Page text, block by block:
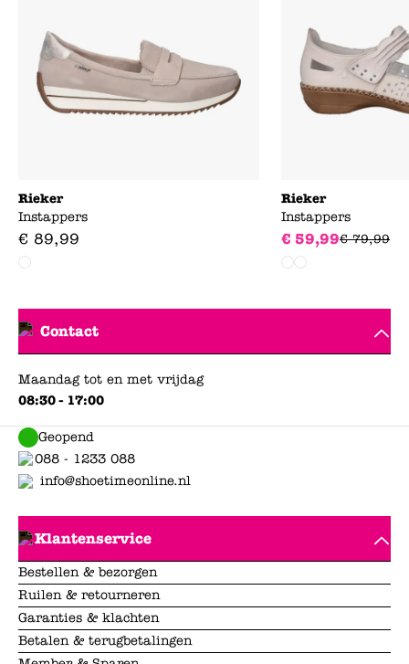
Rieker
Instappers
€ 89,99
Rieker
Instappers
€ 59,99€ 79,99
Contact
Maandag tot en met vrijdag
08:30 - 17:00
Geopend
088 - 1233 088
info@shoetimeonline.nl
Klantenservice
Bestellen & bezorgen
Ruilen & retourneren
Garanties & klachten
Betalen & terugbetalingen